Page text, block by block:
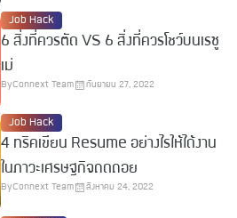
Job Hack
6 สิ่งที่ควรตัด VS 6 สิ่งที่ควรโชว์บนเรซู
เม่
ByConnext Team กันยายน 27, 2022
Job Hack
4 ทริคเขียน Resume อย่างไรให้ได้งาน
ในภาวะเศรษฐกิจถดถอย
ByConnext Team สิงหาคม 24, 2022